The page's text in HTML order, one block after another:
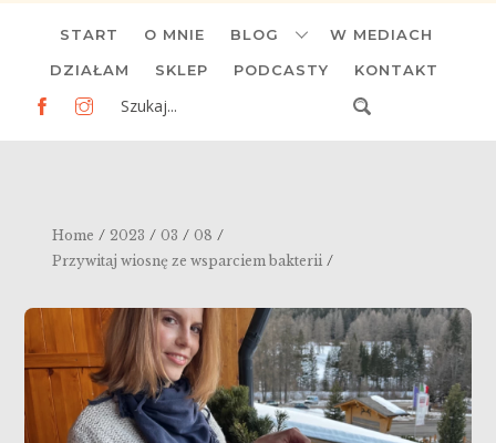
content
START O MNIE BLOG W MEDIACH
DZIAŁAM SKLEP PODCASTY KONTAKT
Home / 2023 / 03 / 08 /
Przywitaj wiosnę ze wsparciem bakterii /